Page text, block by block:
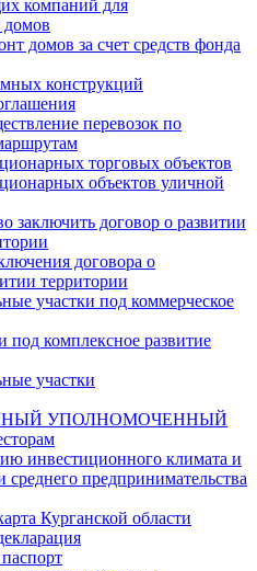
компаний для
домов
домов за счет средств фонда
конструкций
перевозок по
торговых объектов
объектов уличной
заключить договор о развитии
договора о
территории
участки под коммерческое
под комплексное развитие
участки
УПОЛНОМОЧЕННЫЙ
инвестиционного климата и
среднего предпринимательства
Курганской области